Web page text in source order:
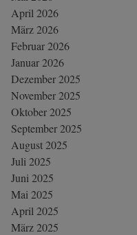
April 2026
März 2026
Februar 2026
Januar 2026
Dezember 2025
November 2025
Oktober 2025
September 2025
August 2025
Juli 2025
Juni 2025
Mai 2025
April 2025
März 2025